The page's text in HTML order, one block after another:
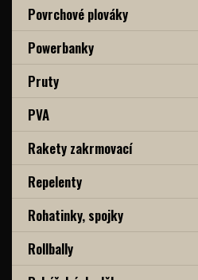
Povrchové plováky
Powerbanky
Pruty
PVA
Rakety zakrmovací
Repelenty
Rohatinky, spojky
Rollbally